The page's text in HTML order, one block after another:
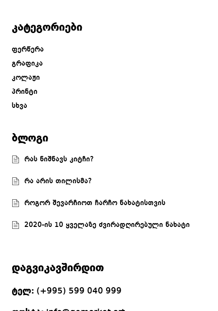
კატეგორიები
ფერწერა
გრაფიკა
კოლაჟი
პრინტი
სხვა
ბლოგი
რას ნიშნავს კიტჩი?
რა არის თილისმა?
როგორ შევარჩიოთ ჩარჩო ნახატისთვის
2020-ის 10 ყველაზე ძვირადღირებული ნახატი
დაგვიკავშირდით
ტელ: (+995) 599 040 999